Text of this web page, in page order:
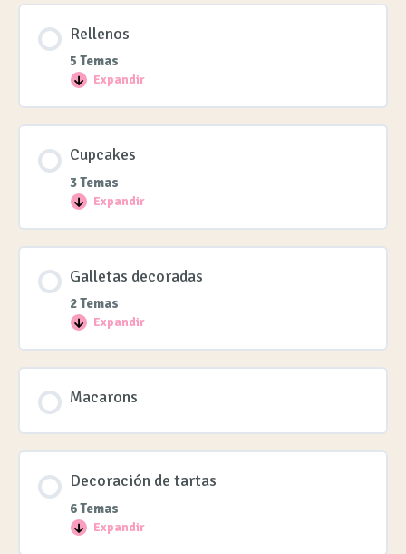
Rellenos
5 Temas
Expandir
Cupcakes
3 Temas
Expandir
Galletas decoradas
2 Temas
Expandir
Macarons
Decoración de tartas
6 Temas
Expandir